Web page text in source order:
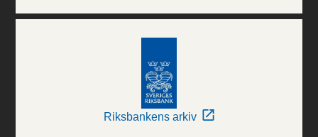
Riksbankens arkiv